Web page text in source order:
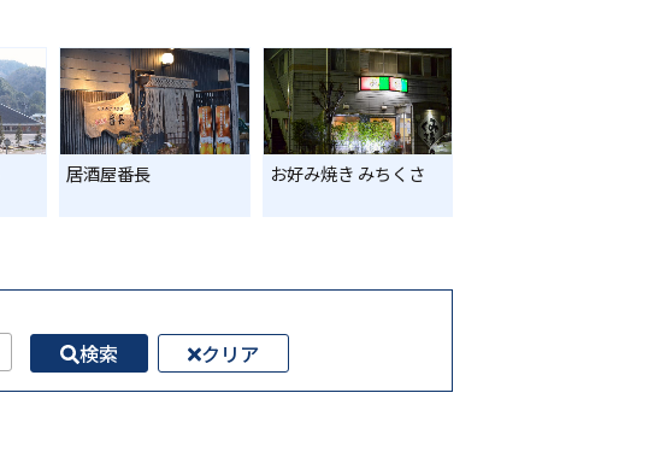
居酒屋番長 お好み焼き みちくさ
検索 クリア